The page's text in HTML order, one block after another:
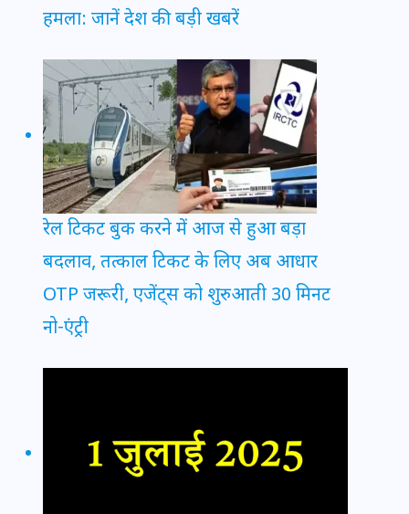
हमला: जानें देश की बड़ी खबरें
रेल टिकट बुक करने में आज से हुआ बड़ा
बदलाव, तत्काल टिकट के लिए अब आधार
OTP जरूरी, एजेंट्स को शुरुआती 30 मिनट
नो-एंट्री